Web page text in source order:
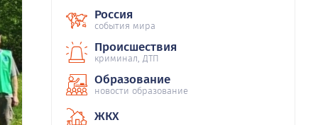
Россия
события мира
Происшествия
криминал, ДТП
Образование
новости образование
ЖКХ